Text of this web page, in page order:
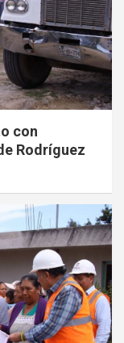
con
Rodríguez